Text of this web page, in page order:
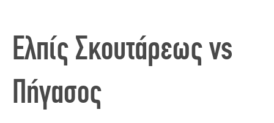
Ελπίς Σκουτάρεως vs
Πήγασος